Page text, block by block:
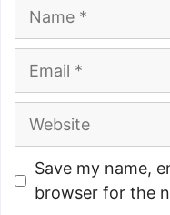
Website
Save my name,
browser for the